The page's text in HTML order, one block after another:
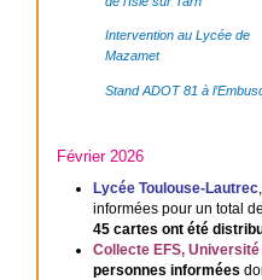
Intervention au Lycée de
Mazamet
Stand ADOT 81 à
Février 2026
Lycée Toulouse-Lautrec
informées pour un total de
45 cartes ont été
Collecte EFS,
personnes informées